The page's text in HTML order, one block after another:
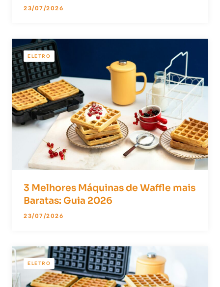
23/07/2026
ELETRO
3 Melhores Máquinas de Waffle mais
Baratas: Guia 2026
23/07/2026
ELETRO